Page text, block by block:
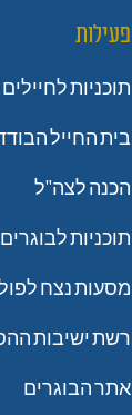
פעילות
תוכניות לחיילים
בית החייל
הכנה לצה"ל
תוכניות לבוגרים
מסעות נצח
רשת ישיבות
אתר הבוגרים